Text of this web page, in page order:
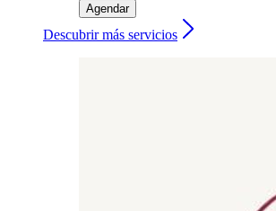
Agendar
Descubrir más servicios